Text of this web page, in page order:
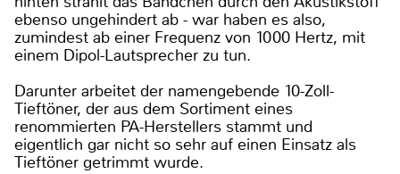
ebenso ungehindert ab - war haben es also,
zumindest ab einer Frequenz von 1000 Hertz, mit
einem Dipol-Lautsprecher zu tun.
Darunter arbeitet der namengebende 10-Zoll-
Tieftöner, der aus dem Sortiment eines
renommierten PA-Herstellers stammt und
eigentlich gar nicht so sehr auf einen Einsatz als
Tieftöner getrimmt wurde.